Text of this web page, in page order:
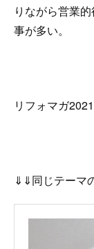
りながら営業
事が多い。
リフォマガ
⇓⇓同じテーマ